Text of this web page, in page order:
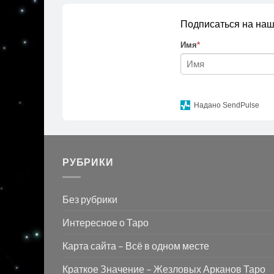
Подписаться на
Имя*
Надано SendPulse
РУБРИКИ
Без рубрики
Интересное о Таро
Карта сайта – Всё в одном месте
Краткое Значение – Жезловых Арканов Таро